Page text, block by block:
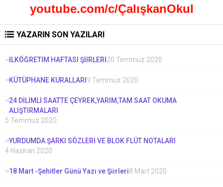
youtube.com/c/ÇalışkanOkul
YAZARIN SON YAZILARI
İLKÖĞRETİM HAFTASI ŞİİRLERİ20 Temmuz 2020
KÜTÜPHANE KURALLARI 9 Temmuz 2020
24 DİLİMLİ SAATTE ÇEYREK,YARIM,TAM SAAT OKUMA
ALIŞTIRMALARI
5 Temmuz 2020
YURDUMDA ŞARKI SÖZLERİ VE BLOK FLÜT NOTALARI
4 Haziran 2020
18 Mart -Şehitler Günü Yazı ve Şiirleri8 Mart 2020